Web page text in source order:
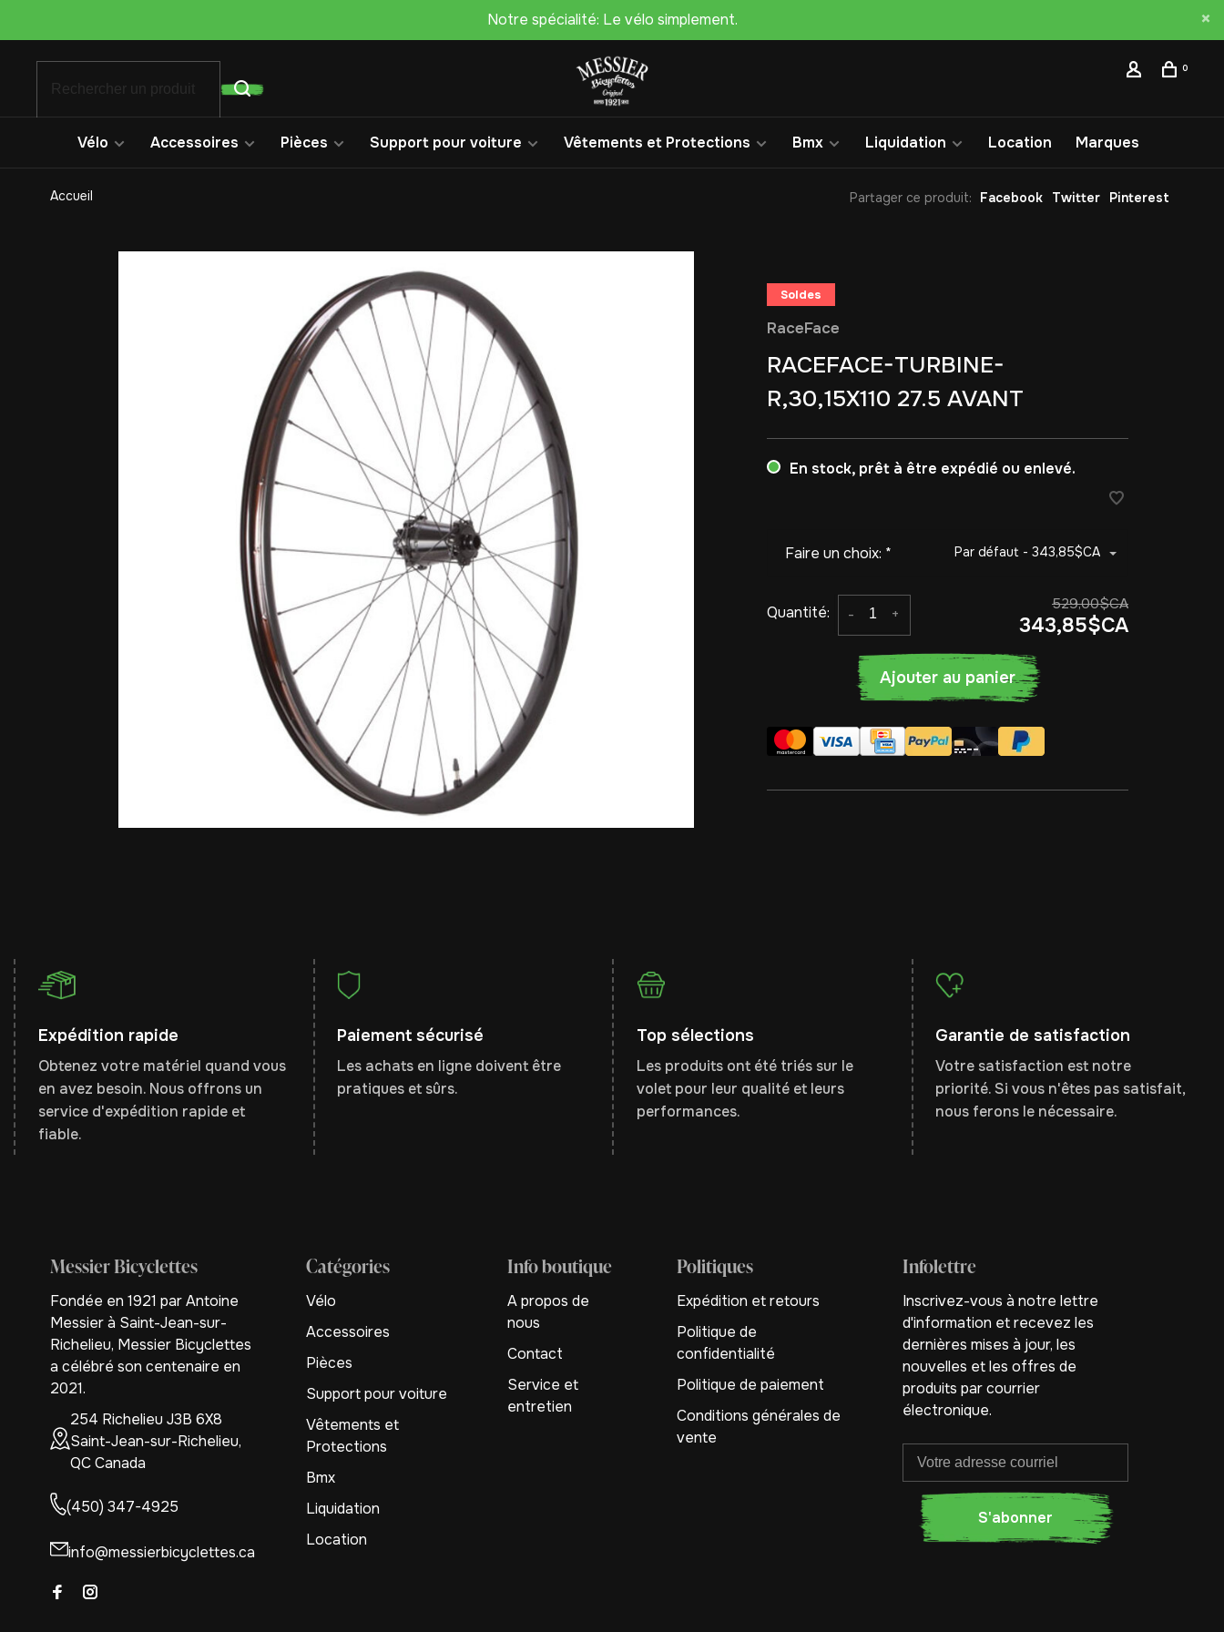
Notre spécialité: Le vélo simplement.
0
Vélo Accessoires Pièces Support pour voiture Vêtements et Protections Bmx Liquidation Location Marques
Accueil Partager ce produit: Facebook Twitter Pinterest
Soldes
RaceFace
RACEFACE-TURBINE-
R,30,15X110 27.5 AVANT
En stock, prêt à être expédié ou enlevé.
Faire un choix: * Par défaut - 343,85$CA
Quantité: +
-
529,00$CA
343,85$CA
Ajouter au panier
Expédition rapide
Obtenez votre matériel quand vous
en avez besoin. Nous offrons un
service d'expédition rapide et
fiable.
Paiement sécurisé
Les achats en ligne doivent être
pratiques et sûrs.
Top sélections
Les produits ont été triés sur le
volet pour leur qualité et leurs
performances.
Garantie de satisfaction
Votre satisfaction est notre
priorité. Si vous n'êtes pas satisfait,
nous ferons le nécessaire.
Messier Bicyclettes
Fondée en 1921 par Antoine
Messier à Saint-Jean-sur-
Richelieu, Messier Bicyclettes
a célébré son centenaire en
2021.
254 Richelieu J3B 6X8
Saint-Jean-sur-Richelieu,
QC Canada
(450) 347-4925
info@messierbicyclettes.ca
Catégories
Vélo
Accessoires
Pièces
Support pour voiture
Vêtements et
Protections
Bmx
Liquidation
Location
Info boutique
A propos de
nous
Contact
Service et
entretien
Politiques
Expédition et retours
Politique de
confidentialité
Politique de paiement
Conditions générales de
vente
Infolettre
Inscrivez-vous à notre lettre
d'information et recevez les
dernières mises à jour, les
nouvelles et les offres de
produits par courrier
électronique.
S'abonner